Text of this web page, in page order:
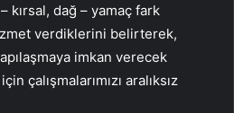
kırsal, dağ – yamaç fark
verdiklerini belirterek,
imkan verecek
çalışmalarımızı aralıksız